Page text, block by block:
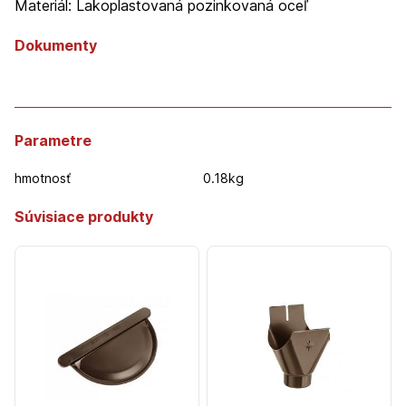
Materiál: Lakoplastovaná pozinkovaná oceľ
Dokumenty
Parametre
hmotnosť 0.18kg
Súvisiace produkty